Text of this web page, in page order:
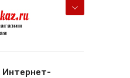
Интернет-